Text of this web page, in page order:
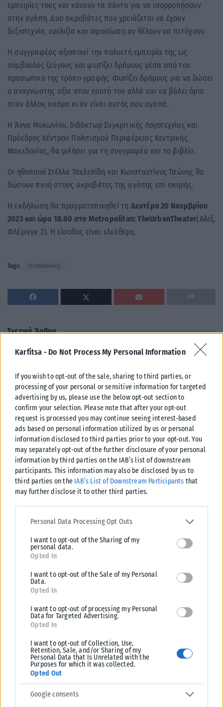
Karfitsa - Do Not Process My Personal Information
If you wish to opt-out of the sale, sharing to third parties, or
processing of your personal or sensitive information for targeted
advertising by us, please use the below opt-out section to
confirm your selection. Please note that after your opt-out
request is processed you may continue seeing interest-based
ads based on personal information utilized by us or personal
information disclosed to third parties prior to your opt-out. You
may separately opt-out of the further disclosure of your personal
information by third parties on the IAB’s list of downstream
participants. This information may also be disclosed by us to
third parties on the IAB’s List of Downstream Participants that
may further disclose it to other third parties.
Please note that this website/app uses one or more Google
services and may gather and store information including but not
deny consent to Google and its third-party tags to use your data
for below specified purposes in below Google consent section.
Personal Data Processing Opt Outs
I want to opt-out of the Sharing of my
personal data.
Opted In
I want to opt-out of the Sale of my Personal
Data.
Opted In
I want to opt-out of processing my Personal
Data for Targeted Advertising.
Opted In
I want to opt-out of Collection, Use,
Retention, Sale, and/or Sharing of my
Personal Data that Is Unrelated with the
Purposes for which it was collected.
Opted Out
Google consents
εμπειρίες τους και κάνουν τα πάντα για να ισορροπήσουν
στην αγάπη. Δυο ακροβάτες που χρειάζεται να έχουν
δεξιοτεχνία, ευελιξία και αφοσίωση αν θέλουν να πετύχουν.
Η συγγραφέας αξιοποιεί την πολυετή εμπειρία της ως
σύμβουλος ζεύγους και φωτίζει δρόμους μέσα από τον
προσωπικό της τρόπο γραφής. Φωτίζει δρόμους για να δώσει
ο αναγνώστης αξία στον εαυτό του αλλά και να βάλει όρια
στον άλλον, ακόμα κι αν είναι αυτός που αγαπά.
Η Άννα Μυκωνίου, διδάκτωρ Συγκριτικής Λογοτεχνίας και
Πρόεδρος Κέντρου Πολιτισμού Περιφέρειας Κεντρικής
Μακεδονίας, θα μιλήσει για τη συγγραφέα και το βιβλίο.
Οι ηθοποιοί Στέλλα Τσελεπίδη και Κωνσταντίνος Τσώνης θα
δώσουν πνοή στους ακροβάτες της αγάπης επί σκηνής.
Η εκδήλωση θα πραγματοποιηθεί τη Δευτέρα 20 Νοεμβρίου
2023 και ώρα 18.00 στο Metropolitan:TheUrbanTheater(Αλεξ.
Φλέμινγκ 2). Η είσοδος είναι ελεύθερη.
Tags: Θεσσαλονίκη
Σχετικά Άρθρα
ΠΟΛΙΤΙΣΜΌΣ
έμφυλης βίας με έμφαση στις γυναίκες με αναπηρία
«Άκου τη βία πριν τη δεις» για την έγκαιρη αναγνώριση της...
ΑΝΑΡΤΉΘΗΚΕ ΑΠΌ KARFITSANEWS